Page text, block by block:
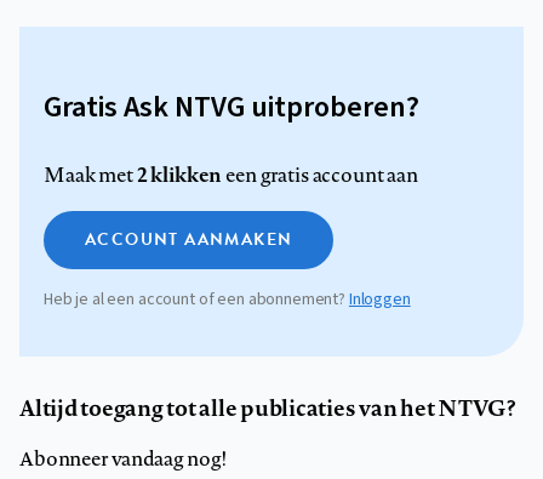
Gratis Ask NTVG uitproberen?
Maak met2 klikkeneen gratis account aan
ACCOUNT AANMAKEN
Heb je al een account of een abonnement?Inloggen
Altijd toegang tot alle publicaties van het NTVG?
Abonneer vandaag nog!